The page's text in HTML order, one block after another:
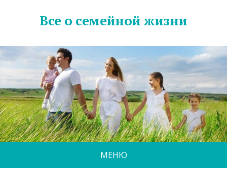
Все о семейной жизни
МЕНЮ